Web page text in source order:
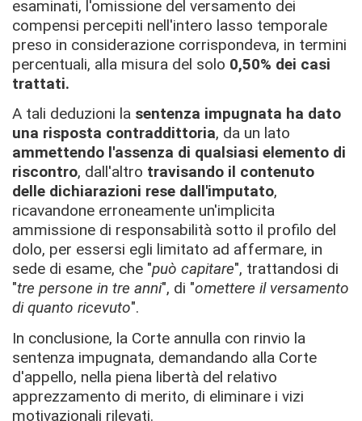
esaminati, l'omissione del versamento dei
compensi percepiti nell'intero lasso temporale
preso in considerazione corrispondeva, in termini
percentuali, alla misura del solo 0,50% dei casi
trattati.
A tali deduzioni la sentenza impugnata ha dato
una risposta contraddittoria, da un lato
ammettendo l'assenza di qualsiasi elemento di
riscontro, dall'altro travisando il contenuto
delle dichiarazioni rese dall'imputato,
ricavandone erroneamente un'implicita
ammissione di responsabilità sotto il profilo del
dolo, per essersi egli limitato ad affermare, in
sede di esame, che "può capitare", trattandosi di
"tre persone in tre anni", di "omettere il versamento
di quanto ricevuto".
In conclusione, la Corte annulla con rinvio la
sentenza impugnata, demandando alla Corte
d'appello, nella piena libertà del relativo
apprezzamento di merito, di eliminare i vizi
motivazionali rilevati.